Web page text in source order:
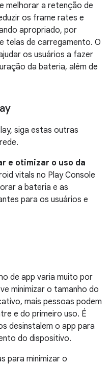
melhorar a retenção de
os frame rates e
apropriado, por
telas de carregamento. O
os usuários a fazer
da bateria, além de
siga estas outras
e otimizar o uso da
vitals no Play Console
a bateria e as
para os usuários e
de app varia muito por
minimizar o tamanho do
mais pessoas podem
e do primeiro uso. É
desinstalem o app para
do dispositivo.
para minimizar o